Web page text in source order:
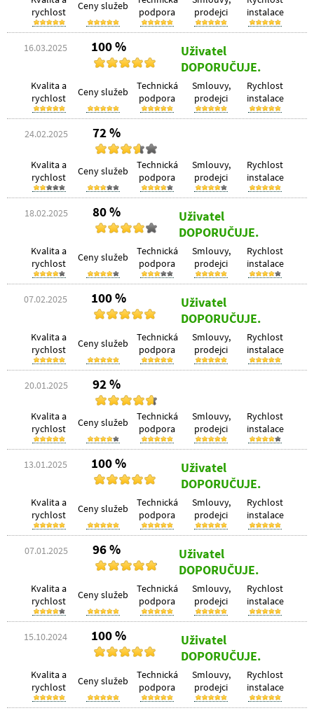
rychlost
Ceny služeb
podpora
prodejci
instalace
16.03.2025 100 %
Uživatel
DOPORUČUJE.
Kvalita a
rychlost
Ceny služeb
Technická
podpora
Smlouvy,
prodejci
Rychlost
instalace
24.02.2025 72 %
Kvalita a
rychlost
Ceny služeb
Technická
podpora
Smlouvy,
prodejci
Rychlost
instalace
18.02.2025 80 %
Uživatel
DOPORUČUJE.
Kvalita a
rychlost
Ceny služeb
Technická
podpora
Smlouvy,
prodejci
Rychlost
instalace
07.02.2025 100 %
Uživatel
DOPORUČUJE.
Kvalita a
rychlost
Ceny služeb
Technická
podpora
Smlouvy,
prodejci
Rychlost
instalace
20.01.2025 92 %
Kvalita a
rychlost
Ceny služeb
Technická
podpora
Smlouvy,
prodejci
Rychlost
instalace
13.01.2025 100 %
Uživatel
DOPORUČUJE.
Kvalita a
rychlost
Ceny služeb
Technická
podpora
Smlouvy,
prodejci
Rychlost
instalace
07.01.2025 96 %
Uživatel
DOPORUČUJE.
Kvalita a
rychlost
Ceny služeb
Technická
podpora
Smlouvy,
prodejci
Rychlost
instalace
15.10.2024 100 %
Uživatel
DOPORUČUJE.
Kvalita a
rychlost
Ceny služeb
Technická
podpora
Smlouvy,
prodejci
Rychlost
instalace